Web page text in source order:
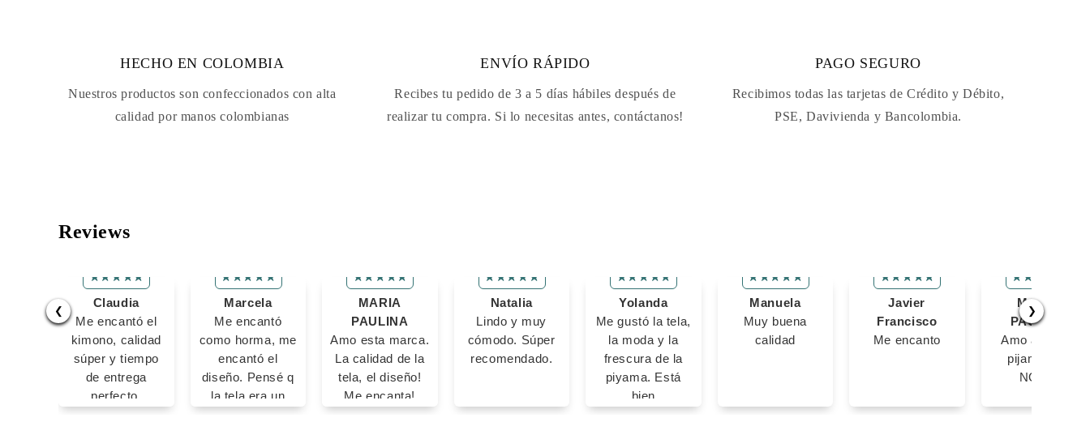
HECHO EN COLOMBIA
Nuestros productos son confeccionados con alta
calidad por manos colombianas
ENVÍO RÁPIDO
Recibes tu pedido de 3 a 5 días hábiles después de
realizar tu compra. Si lo necesitas antes, contáctanos!
PAGO SEGURO
Recibimos todas las tarjetas de Crédito y Débito,
PSE, Davivienda y Bancolombia.
Reviews
❮ ❯
Claudia
Me encantó el
kimono, calidad
súper y tiempo
de entrega
perfecto.
Gracias ✨
Marcela
Me encantó
como horma, me
encantó el
diseño. Pensé q
la tela era un
poco satinada
MARIA
PAULINA
Amo esta marca.
La calidad de la
tela, el diseño!
Me encanta!
Natalia
Lindo y muy
cómodo. Súper
recomendado.
Yolanda
Me gustó la tela,
la moda y la
frescura de la
piyama. Está
bien
confeccionada y
Manuela
Muy buena
calidad
Javier
Francisco
Me encanto
MARIA
PAULINA
Amo amo las
pijamas de
NOTT!